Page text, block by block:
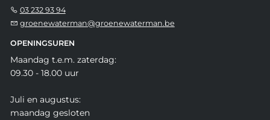
03 232 93 94
groenewaterman@groenewaterman.be
OPENINGSUREN
Maandag t.e.m. zaterdag:
09.30 - 18.00 uur
Juli en augustus:
maandag gesloten